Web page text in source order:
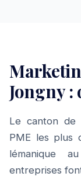
Jongny :
Le canton de
PME les plus
lémanique
entreprises